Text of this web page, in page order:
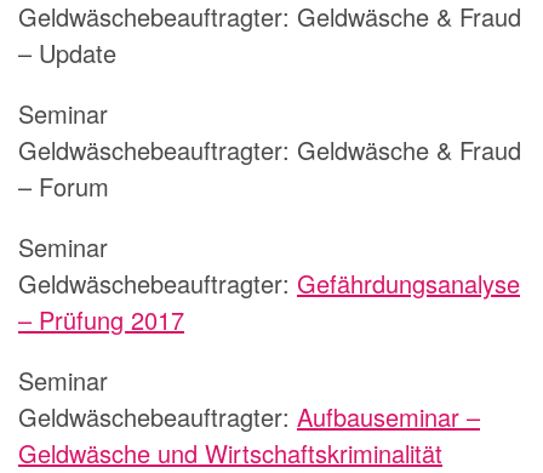
Geldwäschebeauftragter: Geldwäsche & Fraud
– Update
Seminar
Geldwäschebeauftragter: Geldwäsche & Fraud
– Forum
Seminar
Geldwäschebeauftragter: Gefährdungsanalyse
– Prüfung 2017
Seminar
Geldwäschebeauftragter: Aufbauseminar –
Geldwäsche und Wirtschaftskriminalität